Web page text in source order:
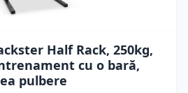
Half Rack, 250kg,
cu o bară,
pulbere